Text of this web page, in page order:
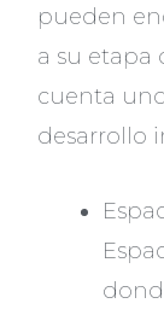
pueden
a su etapa
cuenta
desarrollo